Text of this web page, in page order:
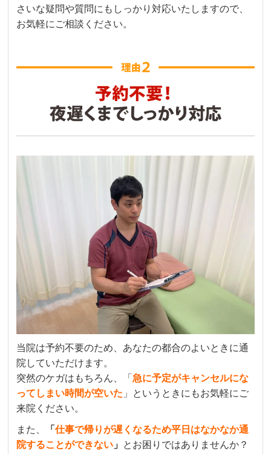
さいな疑問や質問にもしっかり対応いたしますので、
お気軽にご相談ください。
当院は予約不要のため、あなたの都合のよいときに通
院していただけます。
突然のケガはもちろん、「急に予定がキャンセルにな
ってしまい時間が空いた 」というときにもお気軽にご
来院ください。
また、 「仕事で帰りが遅くなるため平日はなかなか通
院することができない 」
とお困りではありませんか？